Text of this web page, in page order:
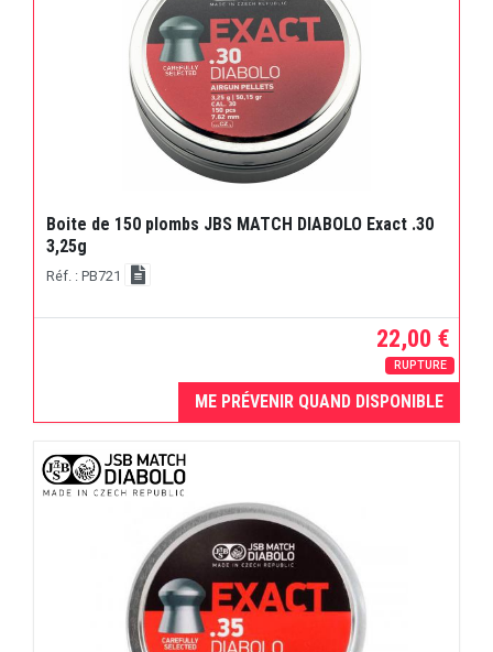
Boite de 150 plombs JBS MATCH DIABOLO Exact .30
3,25g
Réf. : PB721
22,00 €
RUPTURE
ME PRÉVENIR QUAND DISPONIBLE